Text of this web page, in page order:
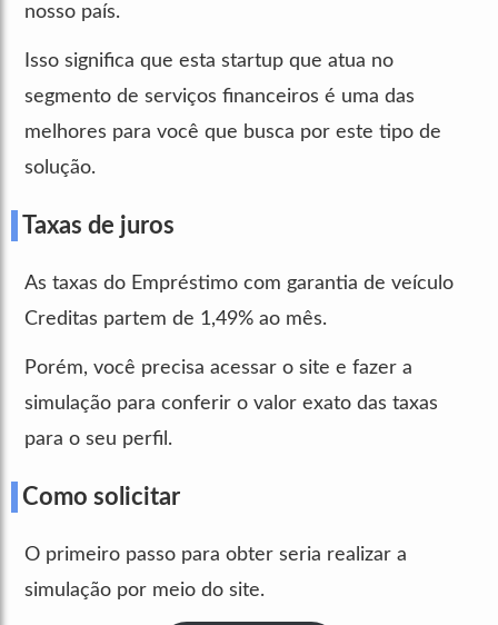
nosso país.
Isso significa que esta startup que atua no
segmento de serviços financeiros é uma das
melhores para você que busca por este tipo de
solução.
Taxas de juros
As taxas do Empréstimo com garantia de veículo
Creditas partem de 1,49% ao mês.
Porém, você precisa acessar o site e fazer a
simulação para conferir o valor exato das taxas
para o seu perfil.
Como solicitar
O primeiro passo para obter seria realizar a
simulação por meio do site.